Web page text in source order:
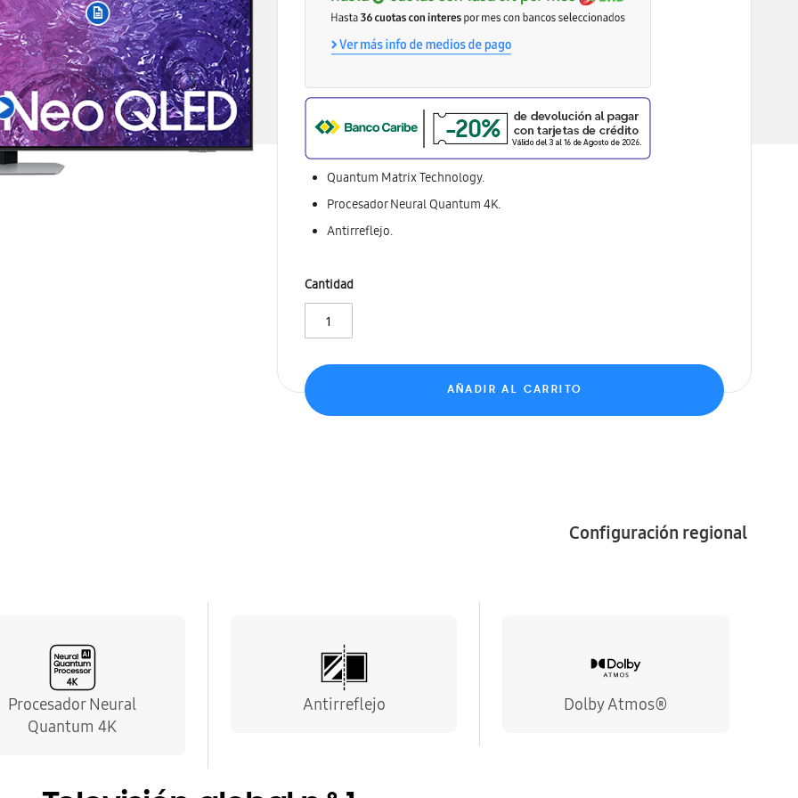
Quantum Matrix Technology.
Procesador Neural Quantum 4K.
Antirreflejo.
Cantidad
AÑADIR AL CARRITO
Configuración regional
Procesador Neural
Quantum 4K
Antirreflejo Dolby Atmos®